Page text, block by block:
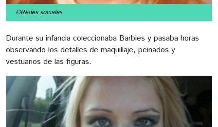
©Redes sociales
Durante su infancia coleccionaba Barbies y pasaba horas
observando los detalles de maquillaje, peinados y
vestuarios de las figuras.